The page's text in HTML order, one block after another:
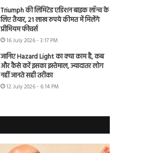
Triumph की लिमिटेड एडिशन बाइक लॉन्च के
लिए तैयार, 21 लाख रुपये कीमत में मिलेंगे
प्रीमियम फीचर्स
16 July 2026 - 3:17 PM
जानिए Hazard Light का क्या काम है, कब
और कैसे करें इसका इस्तेमाल, ज्यादातर लोग
नहीं जानते सही तरीका
12 July 2026 - 6:14 PM